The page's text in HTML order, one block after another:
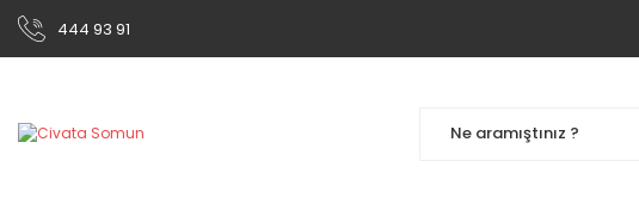
444 93 91